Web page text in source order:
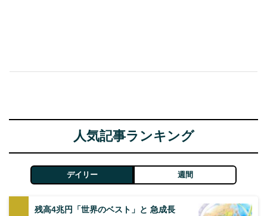
人気記事ランキング
デイリー 週間
残高4兆円「世界のベスト」と 急成長